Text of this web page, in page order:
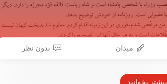
میدان بدون نظر
بیشتر بخوانید